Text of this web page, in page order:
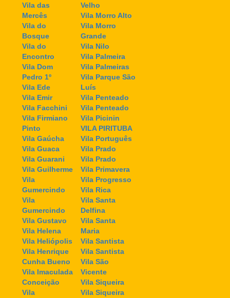
Vila das
Mercês
Vila do
Bosque
Vila do
Encontro
Vila Dom
Pedro 1º
Vila Ede
Vila Emir
Vila Facchini
Vila Firmiano
Pinto
Vila Gaúcha
Vila Guaca
Vila Guarani
Vila Guilherme
Vila
Gumercindo
Vila
Gumercindo
Vila Gustavo
Vila Helena
Vila Heliópolis
Vila Henrique
Cunha Bueno
Vila Imaculada
Conceição
Vila
Velho
Vila Morro Alto
Vila Morro
Grande
Vila Nilo
Vila Palmeira
Vila Palmeiras
Vila Parque São
Luís
Vila Penteado
Vila Penteado
Vila Picinin
VILA PIRITUBA
Vila Português
Vila Prado
Vila Prado
Vila Primavera
Vila Progresso
Vila Rica
Vila Santa
Delfina
Vila Santa
Maria
Vila Santista
Vila Santista
Vila São
Vicente
Vila Siqueira
Vila Siqueira